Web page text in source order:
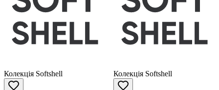
Колекція Softshell Колекція Softshell